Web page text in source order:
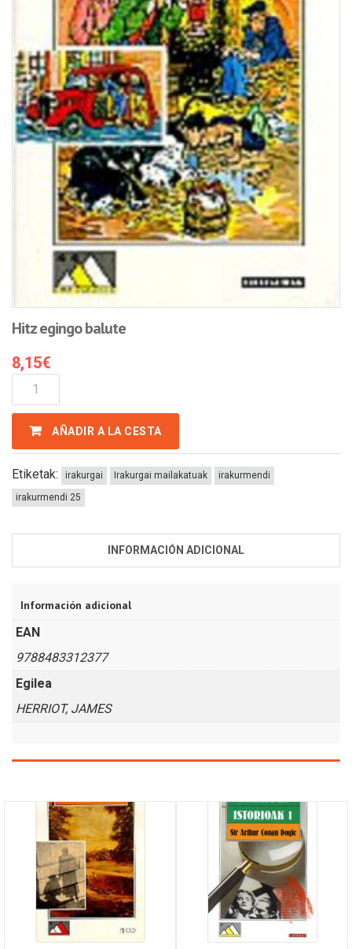
Hitz egingo balute
8,15€
Egingo
Balute
CantidadAÑADIR A LA CESTA
Etiketak: irakurgai Irakurgai mailakatuak
irakurmendi
irakurmendi 25
INFORMACIÓN ADICIONAL
Información adicional
EAN
9788483312377
Egilea
HERRIOT, JAMES